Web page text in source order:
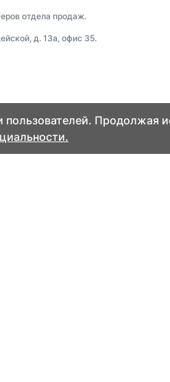
отдела продаж.
д. 13а, офис 35.
Продолжая